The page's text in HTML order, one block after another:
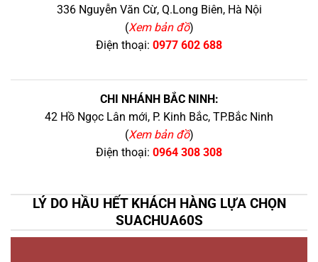
336 Nguyễn Văn Cừ, Q.Long Biên, Hà Nội
(Xem bản đồ)
Điện thoại: 0977 602 688
CHI NHÁNH BẮC NINH:
42 Hồ Ngọc Lân mới, P. Kinh Bắc, TP.Bắc Ninh
(Xem bản đồ)
Điện thoại: 0964 308 308
LÝ DO HẦU HẾT KHÁCH HÀNG LỰA CHỌN
SUACHUA60S